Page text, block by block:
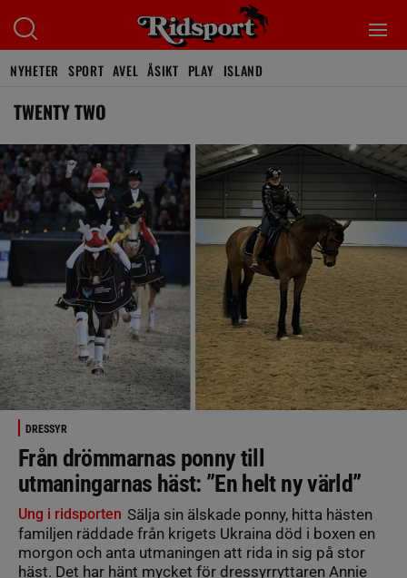
NYHETER SPORT AVEL ÅSIKT PLAY ISLAND
TWENTY TWO
DRESSYR
Från drömmarnas ponny till
utmaningarnas häst: ”En helt ny värld”
Ung i ridsporten Sälja sin älskade ponny, hitta hästen
familjen räddade från krigets Ukraina död i boxen en
morgon och anta utmaningen att rida in sig på stor
häst. Det har hänt mycket för dressyrryttaren Annie